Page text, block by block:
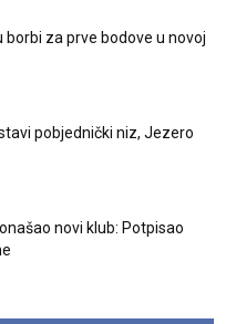
borbi za prve bodove u novoj
pobjednički niz, Jezero
novi klub: Potpisao